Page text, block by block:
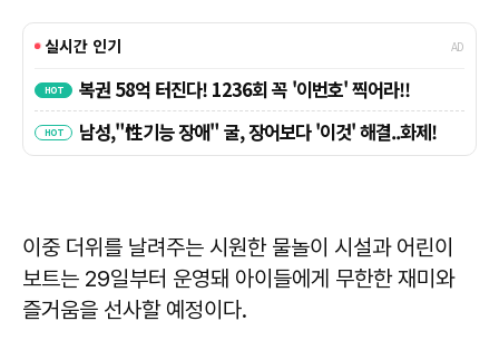
이중 더위를 날려주는 시원한 물놀이 시설과 어린이
보트는 29일부터 운영돼 아이들에게 무한한 재미와
즐거움을 선사할 예정이다.